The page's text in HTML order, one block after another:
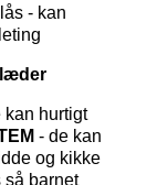
- kan
læder
kan hurtigt
- de kan
og kikke
så barnet